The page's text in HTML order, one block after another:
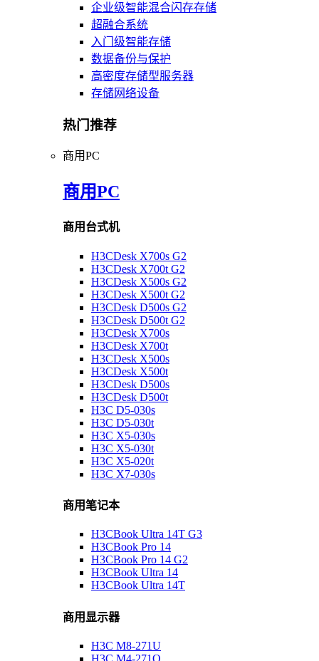
企业级智能混合闪存存储
超融合系统
入门级智能存储
数据备份与保护
高密度存储型服务器
存储网络设备
热门推荐
商用PC
商用PC
商用台式机
H3CDesk X700s G2
H3CDesk X700t G2
H3CDesk X500s G2
H3CDesk X500t G2
H3CDesk D500s G2
H3CDesk D500t G2
H3CDesk X700s
H3CDesk X700t
H3CDesk X500s
H3CDesk X500t
H3CDesk D500s
H3CDesk D500t
H3C D5-030s
H3C D5-030t
H3C X5-030s
H3C X5-030t
H3C X5-020t
H3C X7-030s
商用笔记本
H3CBook Ultra 14T G3
H3CBook Pro 14
H3CBook Pro 14 G2
H3CBook Ultra 14
H3CBook Ultra 14T
商用显示器
H3C M8-271U
H3C M4-271Q